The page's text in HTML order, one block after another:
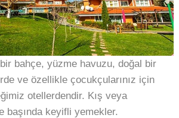
bir bahçe, yüzme havuzu, doğal bir
ve özellikle çocukçularınız için
otellerdendir. Kış veya
başında keyifli yemekler.